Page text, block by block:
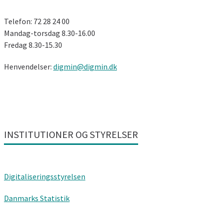
Telefon: 72 28 24 00
Mandag-torsdag 8.30-16.00
Fredag ​​8.30-15.30
Henvendelser: digmin@digmin.dk
INSTITUTIONER OG STYRELSER
Digitaliseringsstyrelsen
Danmarks Statistik